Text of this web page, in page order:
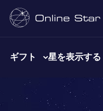
ギフト 星を表示する